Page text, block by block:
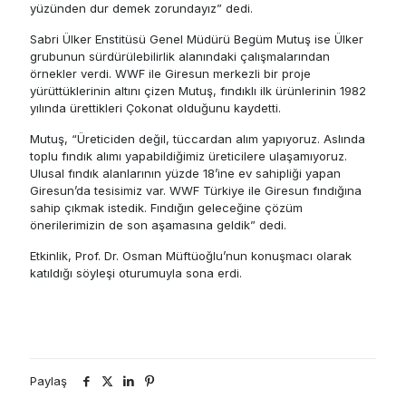
yüzünden dur demek zorundayız” dedi.
Sabri Ülker Enstitüsü Genel Müdürü Begüm Mutuş ise Ülker
grubunun sürdürülebilirlik alanındaki çalışmalarından
örnekler verdi. WWF ile Giresun merkezli bir proje
yürüttüklerinin altını çizen Mutuş, fındıklı ilk ürünlerinin 1982
yılında ürettikleri Çokonat olduğunu kaydetti.
Mutuş, “Üreticiden değil, tüccardan alım yapıyoruz. Aslında
toplu fındık alımı yapabildiğimiz üreticilere ulaşamıyoruz.
Ulusal fındık alanlarının yüzde 18’ine ev sahipliği yapan
Giresun’da tesisimiz var. WWF Türkiye ile Giresun fındığına
sahip çıkmak istedik. Fındığın geleceğine çözüm
önerilerimizin de son aşamasına geldik” dedi.
Etkinlik, Prof. Dr. Osman Müftüoğlu’nun konuşmacı olarak
katıldığı söyleşi oturumuyla sona erdi.
Paylaş